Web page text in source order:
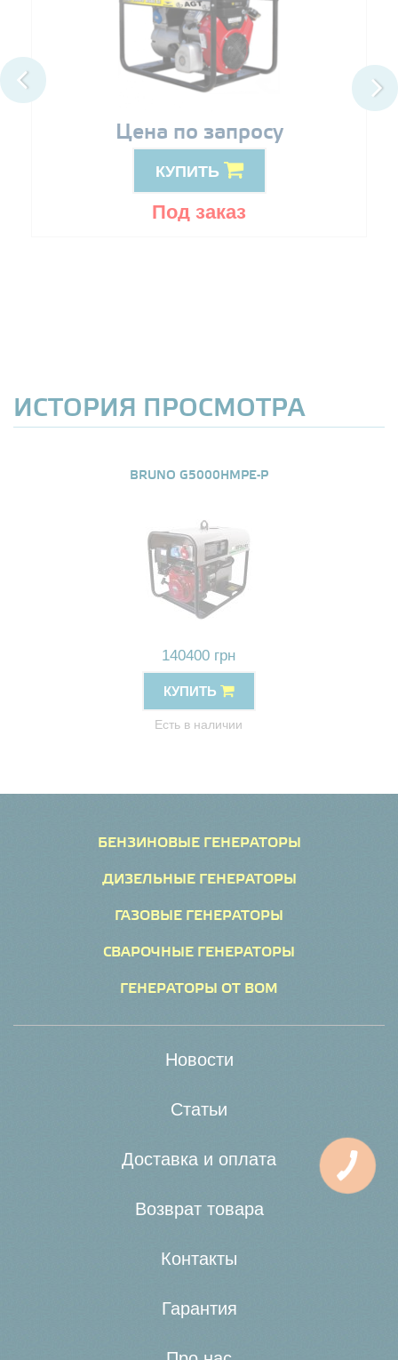
Цена по запросу
КУПИТЬ
Под заказ
ИСТОРИЯ ПРОСМОТРА
BRUNO G5000HMPE-P
140400 грн
КУПИТЬ
Есть в наличии
БЕНЗИНОВЫЕ ГЕНЕРАТОРЫ
ДИЗЕЛЬНЫЕ ГЕНЕРАТОРЫ
ГАЗОВЫЕ ГЕНЕРАТОРЫ
СВАРОЧНЫЕ ГЕНЕРАТОРЫ
ГЕНЕРАТОРЫ ОТ ВОМ
Новости
Статьи
Доставка и оплата
Возврат товара
Контакты
Гарантия